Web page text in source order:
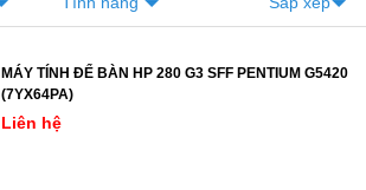
MÁY TÍNH ĐỂ BÀN HP 280 G3 SFF PENTIUM G5420
(7YX64PA)
Liên hệ